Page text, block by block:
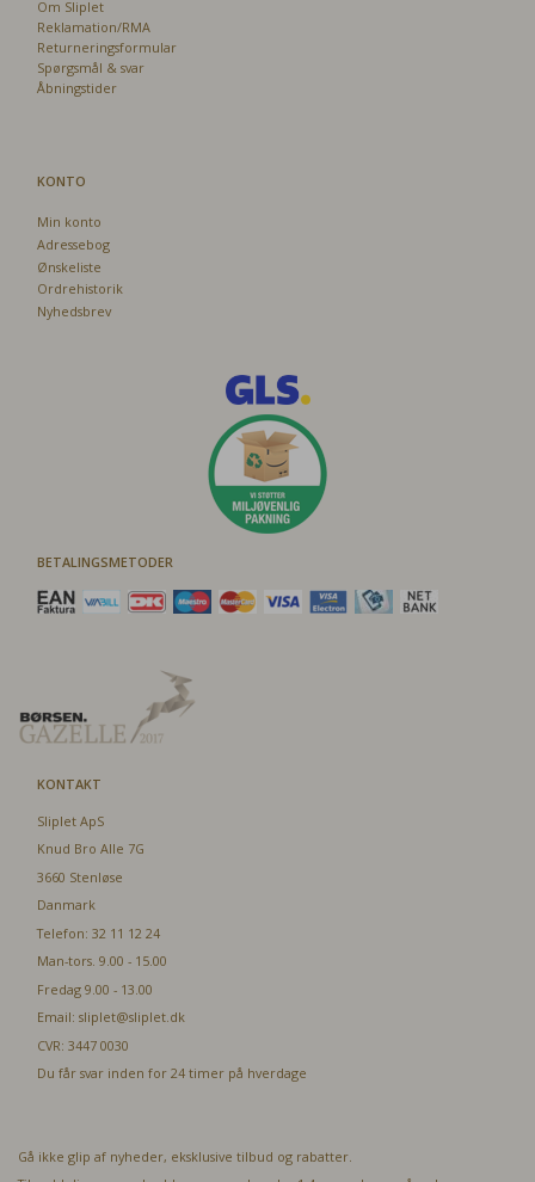
Om Sliplet
Reklamation/RMA
Returneringsformular
Spørgsmål & svar
Åbningstider
KONTO
Min konto
Adressebog
Ønskeliste
Ordrehistorik
Nyhedsbrev
BETALINGSMETODER
KONTAKT
Sliplet ApS
Knud Bro Alle 7G
3660 Stenløse
Danmark
Telefon: 32 11 12 24
Man-tors. 9.00 - 15.00
Fredag 9.00 - 13.00
Email: sliplet@sliplet.dk
CVR: 3447 0030
Du får svar inden for 24 timer på hverdage
Gå ikke glip af nyheder, eksklusive tilbud og rabatter.